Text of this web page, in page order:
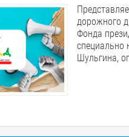
дорожного
Фонда
специально
Шульгина,